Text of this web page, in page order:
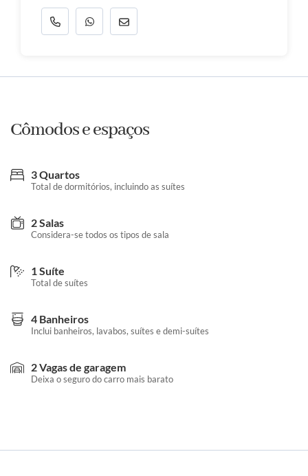
Cômodos e espaços
3 Quartos
Total de dormitórios, incluindo as suítes
2 Salas
Considera-se todos os tipos de sala
1 Suíte
Total de suítes
4 Banheiros
Inclui banheiros, lavabos, suítes e demi-suítes
2 Vagas de garagem
Deixa o seguro do carro mais barato